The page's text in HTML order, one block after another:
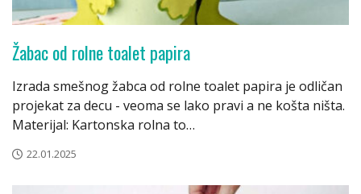
Žabac od rolne toalet papira
Izrada smešnog žabca od rolne toalet papira je odličan
projekat za decu - veoma se lako pravi a ne košta ništa.
Materijal: Kartonska rolna to…
22.01.2025